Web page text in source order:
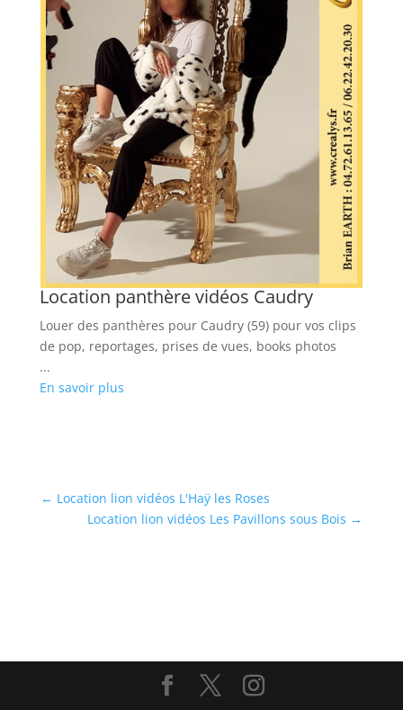
Location panthère vidéos Caudry
Louer des panthères pour Caudry (59) pour vos clips
de pop, reportages, prises de vues, books photos
...
En savoir plus
← Location lion vidéos L'Haÿ les Roses
Location lion vidéos Les Pavillons sous Bois →